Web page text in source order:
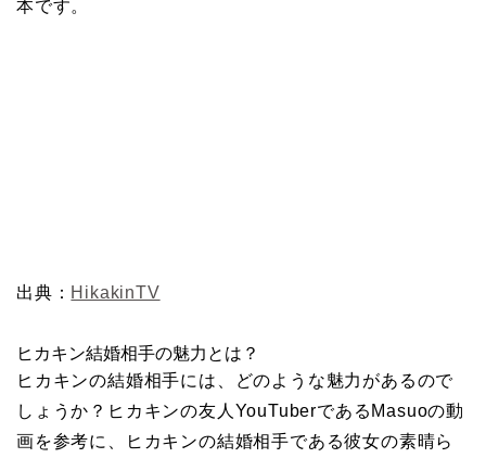
本です。
出典： HikakinTV
ヒカキン結婚相手の魅力とは？
ヒカキンの結婚相手には、どのような魅力があるので
しょうか？ヒカキンの友人YouTuberであるMasuoの動
画を参考に、ヒカキンの結婚相手である彼女の素晴ら